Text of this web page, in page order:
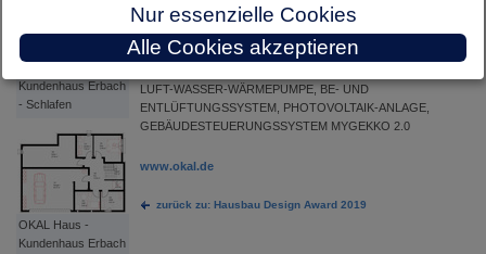
Kundenhaus Erbach
- Schlafen
OKAL Haus -
Kundenhaus Erbach
FASSADE:
PUTZFASSADE
LUFT-WASSER-WÄRMEPUMPE, BE- UND
ENTLÜFTUNGSSYSTEM, PHOTOVOLTAIK-ANLAGE,
GEBÄUDESTEUERUNGSSYSTEM MYGEKKO 2.0
www.okal.de
zurück zu: Hausbau Design Award 2019
Nur essenzielle Cookies
Alle Cookies akzeptieren